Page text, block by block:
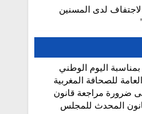
لدى المسنين
بمناسبة اليوم الوطني
العامة للصحافة المغربية
ضرورة مراجعة قانون
المحدث للمجلس